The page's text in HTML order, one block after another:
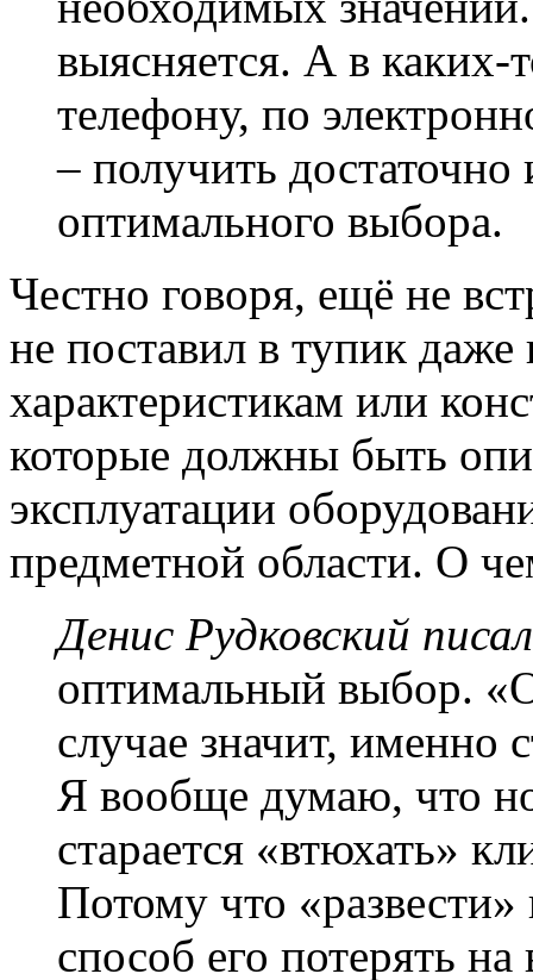
выясняется. А в
телефону, по
– получить
оптимального выбора.
Честно говоря, ещё не
не поставил в тупик
характеристикам или
которые должны быть
эксплуатации
предметной области. О
Денис Рудковский
оптимальный выбор.
случае значит, именно
Я вообще думаю, что
старается «втюхать»
Потому что
способ его потерять